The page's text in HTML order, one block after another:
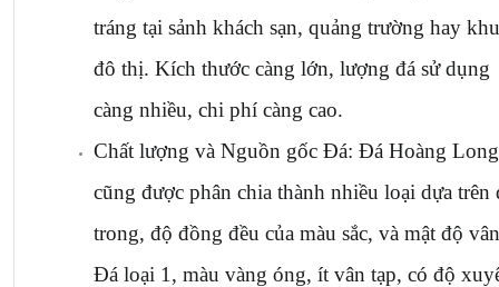
tráng tại sảnh khách sạn, quảng trường hay khu
đô thị. Kích thước càng lớn, lượng đá sử dụng
càng nhiều, chi phí càng cao.
Chất lượng và Nguồn gốc Đá: Đá Hoàng Long
cũng được phân chia thành nhiều loại dựa trên
trong, độ đồng đều của màu sắc, và mật độ
Đá loại 1, màu vàng óng, ít vân tạp, có độ